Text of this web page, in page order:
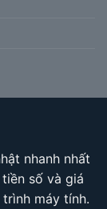
nhanh nhất
số và giá
máy tính.